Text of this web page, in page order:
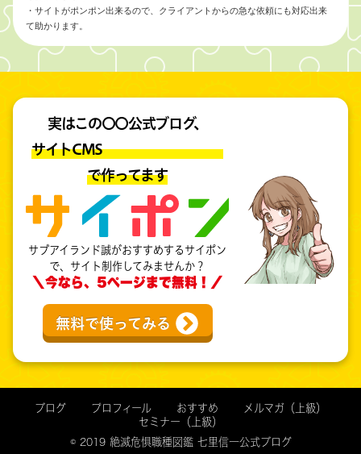
・サイトがポンポン出来るので、クライアントからの急な依頼にも対応出来
て助かります。
実はこの〇〇公式ブログ、
サイトCMS
で作ってます
サブアイランド誠がおすすめするサイポン
で、サイト制作してみませんか？
＼今なら、5ページまで無料！／
無料で使ってみる
ブログ プロフィール おすすめ
メルマガ（上級）
セミナー（上級）
© 2019 絶滅危惧職種図鑑 七里信一公式ブログ